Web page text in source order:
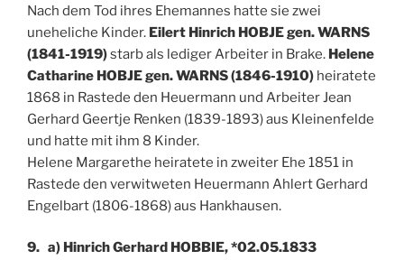
Nach dem Tod ihres Ehemannes hatte sie zwei
uneheliche Kinder. Eilert Hinrich HOBJE gen. WARNS
(1841-1919)starb als lediger Arbeiter in Brake. Helene
Catharine HOBJE gen. WARNS (1846-1910) heiratete
1868 in Rastede den Heuermann und Arbeiter Jean
Gerhard Geertje Renken (1839-1893) aus Kleinenfelde
und hatte mit ihm 8 Kinder.
Helene Margarethe heiratete in zweiter Ehe 1851 in
Rastede den verwitweten Heuermann Ahlert Gerhard
Engelbart (1806-1868) aus Hankhausen.
9. a) Hinrich Gerhard HOBBIE, *02.05.1833